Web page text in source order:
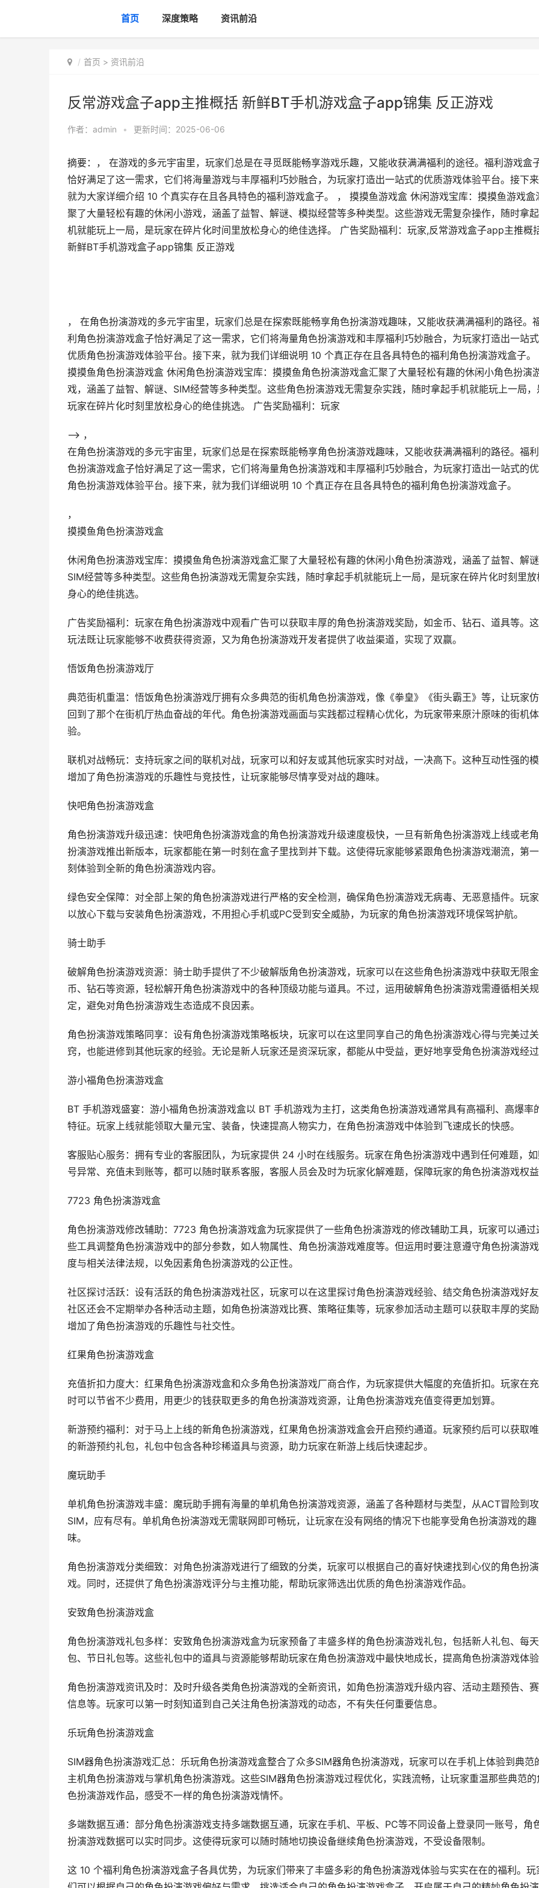
首页 深度策略 资讯前沿
首页 > 资讯前沿
反常游戏盒子app主推概括 新鲜BT手机游戏盒子app锦集 反正游戏
作者： admin • 更新时间：2025-06-06
摘要：， 在游戏的多元宇宙里，玩家们总是在寻觅既能畅享游戏乐趣，又能收获满满福利的途径。福利游戏盒
恰好满足了这一需求，它们将海量游戏与丰厚福利巧妙融合，为玩家打造出一站式的优质游戏体验平台。接下来
就为大家详细介绍 10 个真实存在且各具特色的福利游戏盒子。 ， 摸摸鱼游戏盒 休闲游戏宝库：摸摸鱼游戏盒
聚了大量轻松有趣的休闲小游戏，涵盖了益智、解谜、模拟经营等多种类型。这些游戏无需复杂操作，随时拿
机就能玩上一局，是玩家在碎片化时间里放松身心的绝佳选择。 广告奖励福利：玩家,反常游戏盒子app主推概
新鲜BT手机游戏盒子app锦集 反正游戏
， 在角色扮演游戏的多元宇宙里，玩家们总是在探索既能畅享角色扮演游戏趣味，又能收获满满福利的路径。
利角色扮演游戏盒子恰好满足了这一需求，它们将海量角色扮演游戏和丰厚福利巧妙融合，为玩家打造出一站
优质角色扮演游戏体验平台。接下来，就为我们详细说明 10 个真正存在且各具特色的福利角色扮演游戏盒子。
摸摸鱼角色扮演游戏盒 休闲角色扮演游戏宝库：摸摸鱼角色扮演游戏盒汇聚了大量轻松有趣的休闲小角色扮演
戏，涵盖了益智、解谜、SIM经营等多种类型。这些角色扮演游戏无需复杂实践，随时拿起手机就能玩上一局，
玩家在碎片化时刻里放松身心的绝佳挑选。 广告奖励福利：玩家
--> ，
在角色扮演游戏的多元宇宙里，玩家们总是在探索既能畅享角色扮演游戏趣味，又能收获满满福利的路径。福
色扮演游戏盒子恰好满足了这一需求，它们将海量角色扮演游戏和丰厚福利巧妙融合，为玩家打造出一站式的
角色扮演游戏体验平台。接下来，就为我们详细说明 10 个真正存在且各具特色的福利角色扮演游戏盒子。
，
摸摸鱼角色扮演游戏盒
休闲角色扮演游戏宝库：摸摸鱼角色扮演游戏盒汇聚了大量轻松有趣的休闲小角色扮演游戏，涵盖了益智、解谜
SIM经营等多种类型。这些角色扮演游戏无需复杂实践，随时拿起手机就能玩上一局，是玩家在碎片化时刻里放
身心的绝佳挑选。
广告奖励福利：玩家在角色扮演游戏中观看广告可以获取丰厚的角色扮演游戏奖励，如金币、钻石、道具等。
玩法既让玩家能够不收费获得资源，又为角色扮演游戏开发者提供了收益渠道，实现了双赢。
悟饭角色扮演游戏厅
典范街机重温：悟饭角色扮演游戏厅拥有众多典范的街机角色扮演游戏，像《拳皇》《街头霸王》等，让玩家
回到了那个在街机厅热血奋战的年代。角色扮演游戏画面与实践都过程精心优化，为玩家带来原汁原味的街机体
验。
联机对战畅玩：支持玩家之间的联机对战，玩家可以和好友或其他玩家实时对战，一决高下。这种互动性强的
增加了角色扮演游戏的乐趣性与竞技性，让玩家能够尽情享受对战的趣味。
快吧角色扮演游戏盒
角色扮演游戏升级迅速：快吧角色扮演游戏盒的角色扮演游戏升级速度极快，一旦有新角色扮演游戏上线或老
扮演游戏推出新版本，玩家都能在第一时刻在盒子里找到并下载。这使得玩家能够紧跟角色扮演游戏潮流，第
刻体验到全新的角色扮演游戏内容。
绿色安全保障：对全部上架的角色扮演游戏进行严格的安全检测，确保角色扮演游戏无病毒、无恶意插件。玩
以放心下载与安装角色扮演游戏，不用担心手机或PC受到安全威胁，为玩家的角色扮演游戏环境保驾护航。
骑士助手
破解角色扮演游戏资源：骑士助手提供了不少破解版角色扮演游戏，玩家可以在这些角色扮演游戏中获取无限金
币、钻石等资源，轻松解开角色扮演游戏中的各种顶级功能与道具。不过，运用破解角色扮演游戏需遵循相关规
定，避免对角色扮演游戏生态造成不良因素。
角色扮演游戏策略同享：设有角色扮演游戏策略板块，玩家可以在这里同享自己的角色扮演游戏心得与完美过
窍，也能进修到其他玩家的经验。无论是新人玩家还是资深玩家，都能从中受益，更好地享受角色扮演游戏经过
游小福角色扮演游戏盒
BT 手机游戏盛宴：游小福角色扮演游戏盒以 BT 手机游戏为主打，这类角色扮演游戏通常具有高福利、高爆率
特征。玩家上线就能领取大量元宝、装备，快速提高人物实力，在角色扮演游戏中体验到飞速成长的快感。
客服贴心服务：拥有专业的客服团队，为玩家提供 24 小时在线服务。玩家在角色扮演游戏中遇到任何难题，
号异常、充值未到账等，都可以随时联系客服，客服人员会及时为玩家化解难题，保障玩家的角色扮演游戏权益
7723 角色扮演游戏盒
角色扮演游戏修改辅助：7723 角色扮演游戏盒为玩家提供了一些角色扮演游戏的修改辅助工具，玩家可以通过
些工具调整角色扮演游戏中的部分参数，如人物属性、角色扮演游戏难度等。但运用时要注意遵守角色扮演游戏
度与相关法律法规，以免因素角色扮演游戏的公正性。
社区探讨活跃：设有活跃的角色扮演游戏社区，玩家可以在这里探讨角色扮演游戏经验、结交角色扮演游戏好友
社区还会不定期举办各种活动主题，如角色扮演游戏比赛、策略征集等，玩家参加活动主题可以获取丰厚的奖励
增加了角色扮演游戏的乐趣性与社交性。
红果角色扮演游戏盒
充值折扣力度大：红果角色扮演游戏盒和众多角色扮演游戏厂商合作，为玩家提供大幅度的充值折扣。玩家在
时可以节省不少费用，用更少的钱获取更多的角色扮演游戏资源，让角色扮演游戏充值变得更加划算。
新游预约福利：对于马上上线的新角色扮演游戏，红果角色扮演游戏盒会开启预约通道。玩家预约后可以获取
的新游预约礼包，礼包中包含各种珍稀道具与资源，助力玩家在新游上线后快速起步。
魔玩助手
单机角色扮演游戏丰盛：魔玩助手拥有海量的单机角色扮演游戏资源，涵盖了各种题材与类型，从ACT冒险到
SIM，应有尽有。单机角色扮演游戏无需联网即可畅玩，让玩家在没有网络的情况下也能享受角色扮演游戏的趣
味。
角色扮演游戏分类细致：对角色扮演游戏进行了细致的分类，玩家可以根据自己的喜好快速找到心仪的角色扮
戏。同时，还提供了角色扮演游戏评分与主推功能，帮助玩家筛选出优质的角色扮演游戏作品。
安致角色扮演游戏盒
角色扮演游戏礼包多样：安致角色扮演游戏盒为玩家预备了丰盛多样的角色扮演游戏礼包，包括新人礼包、每
包、节日礼包等。这些礼包中的道具与资源能够帮助玩家在角色扮演游戏中最快地成长，提高角色扮演游戏体验
角色扮演游戏资讯及时：及时升级各类角色扮演游戏的全新资讯，如角色扮演游戏升级内容、活动主题预告、
信息等。玩家可以第一时刻知道到自己关注角色扮演游戏的动态，不有失任何重要信息。
乐玩角色扮演游戏盒
SIM器角色扮演游戏汇总：乐玩角色扮演游戏盒整合了众多SIM器角色扮演游戏，玩家可以在手机上体验到典范
主机角色扮演游戏与掌机角色扮演游戏。这些SIM器角色扮演游戏过程优化，实践流畅，让玩家重温那些典范的
色扮演游戏作品，感受不一样的角色扮演游戏情怀。
多端数据互通：部分角色扮演游戏支持多端数据互通，玩家在手机、平板、PC等不同设备上登录同一账号，角
扮演游戏数据可以实时同步。这使得玩家可以随时随地切换设备继续角色扮演游戏，不受设备限制。
这 10 个福利角色扮演游戏盒子各具优势，为玩家们带来了丰盛多彩的角色扮演游戏体验与实实在在的福利。玩